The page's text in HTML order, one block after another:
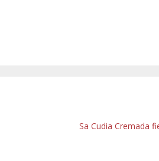
Sa Cudia Cremada